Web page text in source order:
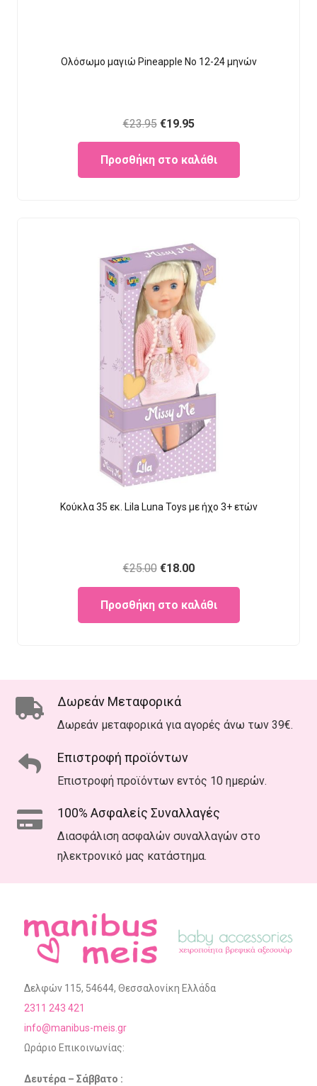
Ολόσωμο μαγιώ Pineapple Νο 12-24 μηνών
€23.95 Original
price
was:
€23.95.
€19.95Current
price
is:
€19.95.
Προσθήκη στο καλάθι
Κούκλα 35 εκ. Lila Luna Τοys με ήχο 3+ ετών
€25.00 Original
price
was:
€25.00.
€18.00Current
price
is:
€18.00.
Προσθήκη στο καλάθι
Δωρεάν Μεταφορικά
Δωρεάν μεταφορικά για αγορές άνω των 39€.
Επιστροφή προϊόντων
Επιστροφή προϊόντων εντός 10 ημερών.
100% Ασφαλείς Συναλλαγές
Διασφάλιση ασφαλών συναλλαγών στο
ηλεκτρονικό μας κατάστημα.
Δελφών 115, 54644, Θεσσαλονίκη Ελλάδα
2311 243 421
info@manibus-meis.gr
Ωράριο Επικοινωνίας:
Δευτέρα – Σάββατο :